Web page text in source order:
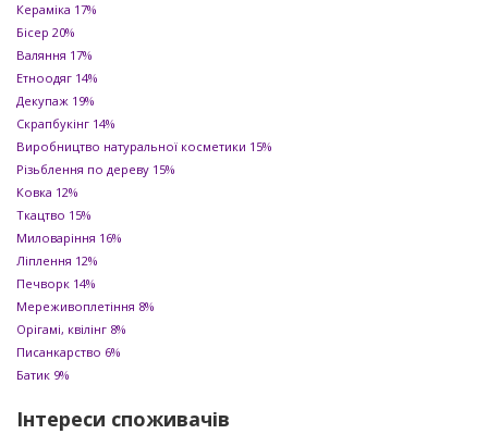
Кераміка 17%
Бісер 20%
Валяння 17%
Етноодяг 14%
Декупаж 19%
Скрапбукінг 14%
Виробництво натуральної косметики 15%
Різьблення по дереву 15%
Ковка 12%
Ткацтво 15%
Миловаріння 16%
Ліплення 12%
Печворк 14%
Мереживоплетіння 8%
Орігамі, квілінг 8%
Писанкарство 6%
Батик 9%
Інтереси споживачів